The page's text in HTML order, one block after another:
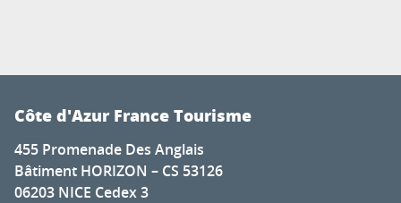
Côte d'Azur France Tourisme
455 Promenade Des Anglais
Bâtiment HORIZON – CS 53126
06203 NICE Cedex 3